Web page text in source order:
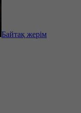
Байтақ жерім